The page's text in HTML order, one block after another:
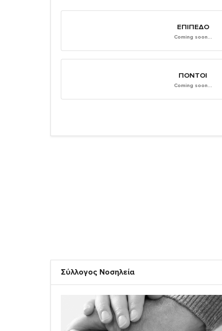
ΕΠΊΠΕΔΟ
Coming soon...
ΠΌΝΤΟΙ
Coming soon...
Σύλλογος Νοσηλεία